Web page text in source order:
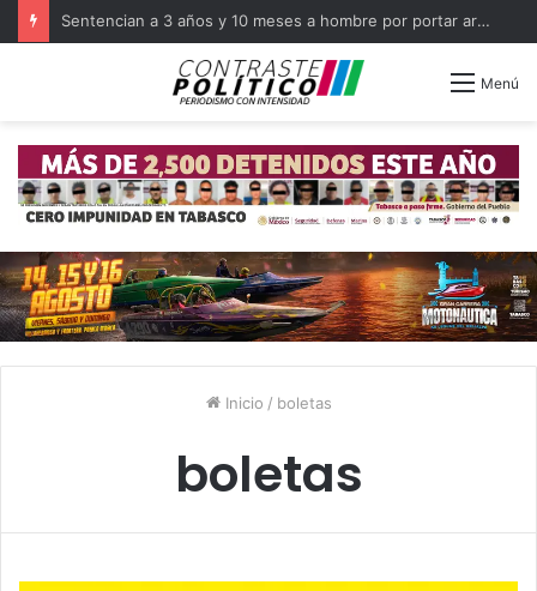
Sentencian a 3 años y 10 meses a hombre por portar arma en Balancán
Menú
Inicio / boletas
boletas